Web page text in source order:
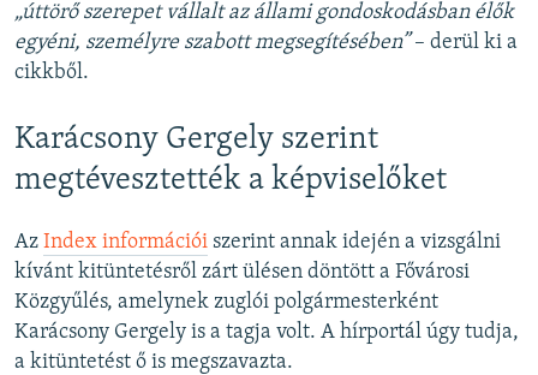
„úttörő szerepet vállalt az állami gondoskodásban élők
egyéni, személyre szabott megsegítésében”– derül ki a
cikkből.
Karácsony Gergely szerint
megtévesztették a képviselőket
Az Index információi szerint annak idején a vizsgálni
kívánt kitüntetésről zárt ülésen döntött a Fővárosi
Közgyűlés, amelynek zuglói polgármesterként
Karácsony Gergely is a tagja volt. A hírportál úgy tudja,
a kitüntetést ő is megszavazta.